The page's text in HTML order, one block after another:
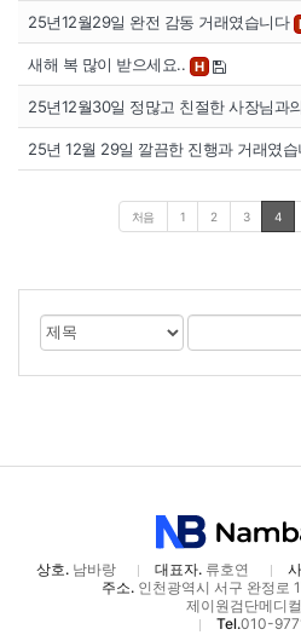
25년12월29일 완전 감동 거래였습니다
새해 복 많이 받으세요.. H
25년12월30일 정많고 친절한 사장님과
25년 12월 29일 깔끔한 진행과 거래였습
처음 1 2 3 4
게
물
검
색
대
검
어
상호.남바랑 대표자.류호연
주소.인천광역시 서구 완정로
제이원검단메디
Tel.010-